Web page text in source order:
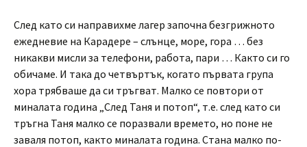
След като си направихме лагер започна безгрижното
ежедневие на Карадере – слънце, море, гора … без
никакви мисли за телефони, работа, пари … Както си го
обичаме. И така до четвъртък, когато първата група
хора трябваше да си тръгват. Малко се повтори от
миналата година „След Таня и потоп“, т.е. след като си
тръгна Таня малко се поразвали времето, но поне не
заваля потоп, както миналата година. Стана малко по-